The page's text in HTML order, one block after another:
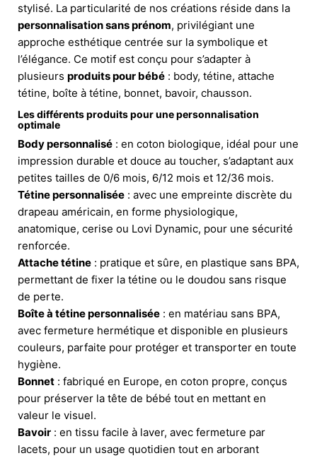
stylisé. La particularité de nos créations réside dans la
personnalisation sans prénom, privilégiant une
approche esthétique centrée sur la symbolique et
l’élégance. Ce motif est conçu pour s’adapter à
plusieurs produits pour bébé : body, tétine, attache
tétine, boîte à tétine, bonnet, bavoir, chausson.
Les différents produits pour une personnalisation
optimale
Body personnalisé : en coton biologique, idéal pour une
impression durable et douce au toucher, s’adaptant aux
petites tailles de 0/6 mois, 6/12 mois et 12/36 mois.
Tétine personnalisée : avec une empreinte discrète du
drapeau américain, en forme physiologique,
anatomique, cerise ou Lovi Dynamic, pour une sécurité
renforcée.
Attache tétine : pratique et sûre, en plastique sans BPA,
permettant de fixer la tétine ou le doudou sans risque
de perte.
Boîte à tétine personnalisée : en matériau sans BPA,
avec fermeture hermétique et disponible en plusieurs
couleurs, parfaite pour protéger et transporter en toute
hygiène.
Bonnet : fabriqué en Europe, en coton propre, conçus
pour préserver la tête de bébé tout en mettant en
valeur le visuel.
Bavoir : en tissu facile à laver, avec fermeture par
lacets, pour un usage quotidien tout en arborant